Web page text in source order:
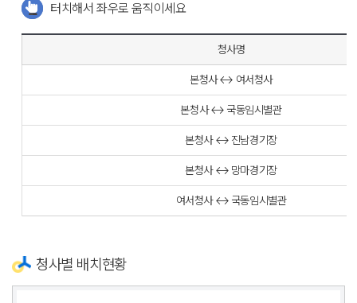
터치해서 좌우로 움직이세요
청사명
본청사 ↔ 여서청사
본청사 ↔ 국동임시별관
본청사 ↔ 진남경기장
본청사 ↔ 망마경기장
여서청사 ↔ 국동임시별관
청사별 배치현황